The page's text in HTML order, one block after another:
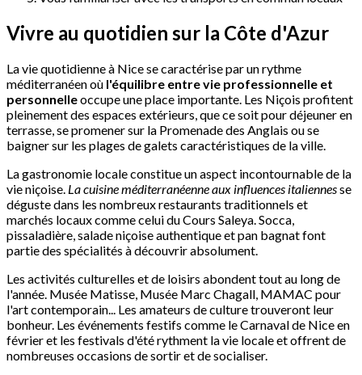
Vivre au quotidien sur la Côte d'Azur
La vie quotidienne à Nice se caractérise par un rythme
méditerranéen où l'équilibre entre vie professionnelle et
personnelleoccupe une place importante. Les Niçois profitent
pleinement des espaces extérieurs, que ce soit pour déjeuner en
terrasse, se promener sur la Promenade des Anglais ou se
baigner sur les plages de galets caractéristiques de la ville.
La gastronomie locale constitue un aspect incontournable de la
vie niçoise. La cuisine méditerranéenne aux influences italiennesse
déguste dans les nombreux restaurants traditionnels et
marchés locaux comme celui du Cours Saleya. Socca,
pissaladière, salade niçoise authentique et pan bagnat font
partie des spécialités à découvrir absolument.
Les activités culturelles et de loisirs abondent tout au long de
l'année. Musée Matisse, Musée Marc Chagall, MAMAC pour
l'art contemporain... Les amateurs de culture trouveront leur
bonheur. Les événements festifs comme le Carnaval de Nice en
février et les festivals d'été rythment la vie locale et offrent de
nombreuses occasions de sortir et de socialiser.